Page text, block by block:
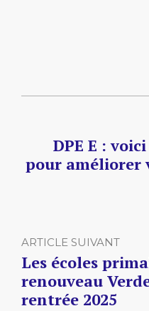
DPE E :
pour améliorer
ARTICLE SUIVANT
Les écoles
renouveau
rentrée 2025